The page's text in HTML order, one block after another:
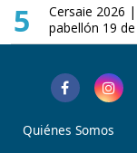
5
Cersaie 2026
pabellón 19
Quiénes Somos